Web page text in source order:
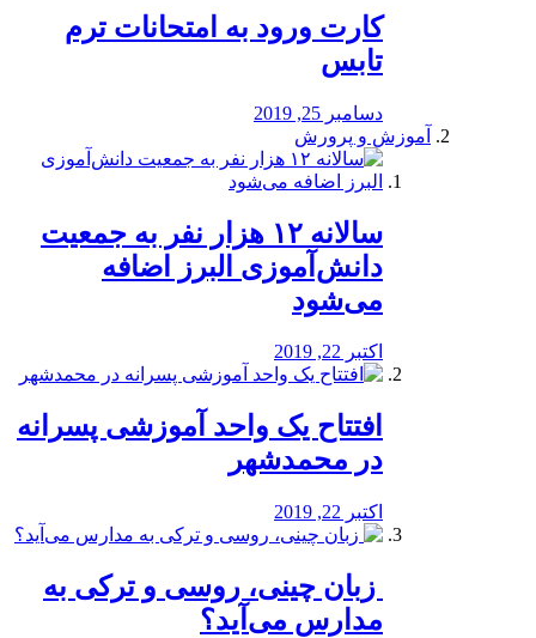
کارت ورود به امتحانات ترم
تابس
دسامبر 25, 2019
آموزش و پرورش
️سالانه ۱۲ هزار نفر به جمعیت
دانش‌آموزی البرز اضافه
می‌شود
اکتبر 22, 2019
افتتاح یک واحد آموزشی پسرانه
در محمدشهر
اکتبر 22, 2019
️ زبان چینی، روسی و ترکی به
مدارس می‌آید؟